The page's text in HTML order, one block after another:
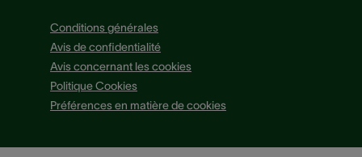
Conditions générales
Avis de confidentialité
Avis concernant les cookies
Politique Cookies
Préférences en matière de cookies